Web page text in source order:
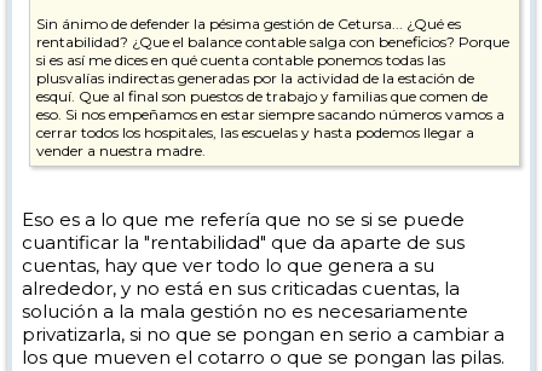
Sin ánimo de defender la pésima gestión de Cetursa... ¿Qué es
rentabilidad? ¿Que el balance contable salga con beneficios? Porque
si es así me dices en qué cuenta contable ponemos todas las
plusvalías indirectas generadas por la actividad de la estación de
esquí. Que al final son puestos de trabajo y familias que comen de
eso. Si nos empeñamos en estar siempre sacando números vamos a
cerrar todos los hospitales, las escuelas y hasta podemos llegar a
vender a nuestra madre.
Eso es a lo que me refería que no se si se puede
cuantificar la "rentabilidad" que da aparte de sus
cuentas, hay que ver todo lo que genera a su
alrededor, y no está en sus criticadas cuentas, la
solución a la mala gestión no es necesariamente
privatizarla, si no que se pongan en serio a cambiar a
los que mueven el cotarro o que se pongan las pilas.